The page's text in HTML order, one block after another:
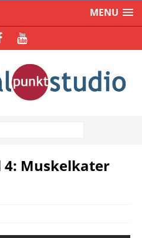
MENU
4: Muskelkater